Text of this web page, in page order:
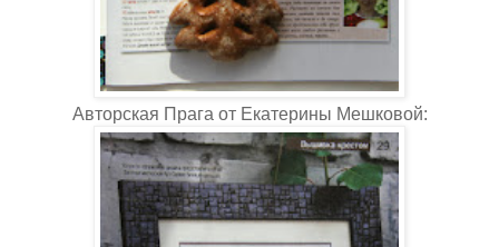
Авторская Прага от Екатерины Мешковой: